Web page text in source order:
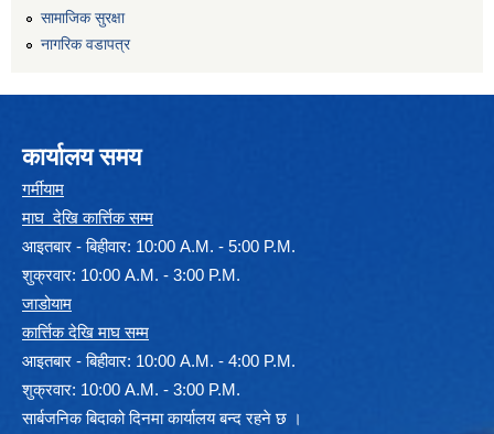
सामाजिक सुरक्षा
नागरिक वडापत्र
कार्यालय समय
गर्मीयाम
माघ देखि कार्त्तिक सम्म
आइतबार - बिहीवार: 10:00 A.M. - 5:00 P.M.
शुक्रवार: 10:00 A.M. - 3:00 P.M.
जाडोयाम
कार्त्तिक देखि माघ सम्म
आइतबार - बिहीवार: 10:00 A.M. - 4:00 P.M.
शुक्रवार: 10:00 A.M. - 3:00 P.M.
सार्बजनिक बिदाको दिनमा कार्यालय बन्द रहने छ ।